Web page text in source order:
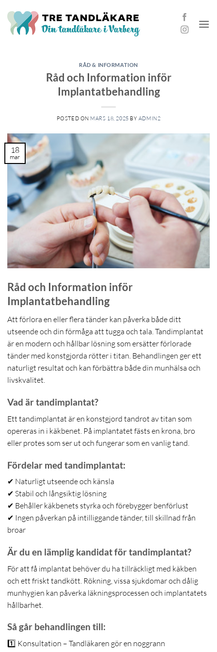
content
RÅD & INFORMATION
Råd och Information inför
Implantatbehandling
POSTED ON MARS 18, 2025 BY ADMIN2
18
mar
Råd och Information inför
Implantatbehandling
Att förlora en eller flera tänder kan påverka både ditt
utseende och din förmåga att tugga och tala. Tandimplantat
är en modern och hållbar lösning som ersätter förlorade
tänder med konstgjorda rötter i titan. Behandlingen ger ett
naturligt resultat och kan förbättra både din munhälsa och
livskvalitet.
Vad är tandimplantat?
Ett tandimplantat är en konstgjord tandrot av titan som
opereras in i käkbenet. På implantatet fästs en krona, bro
eller protes som ser ut och fungerar som en vanlig tand.
Fördelar med tandimplantat:
✔ Naturligt utseende och känsla
✔ Stabil och långsiktig lösning
✔ Behåller käkbenets styrka och förebygger benförlust
✔ Ingen påverkan på intilliggande tänder, till skillnad från
broar
Är du en lämplig kandidat för tandimplantat?
För att få implantat behöver du ha tillräckligt med käkben
och ett friskt tandkött. Rökning, vissa sjukdomar och dålig
munhygien kan påverka läkningsprocessen och implantatets
hållbarhet.
Så går behandlingen till:
1️⃣ Konsultation – Tandläkaren gör en noggrann